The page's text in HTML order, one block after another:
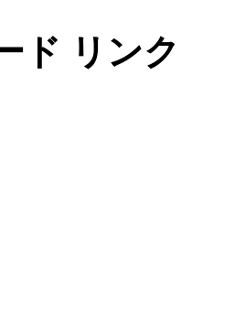
ド リンク